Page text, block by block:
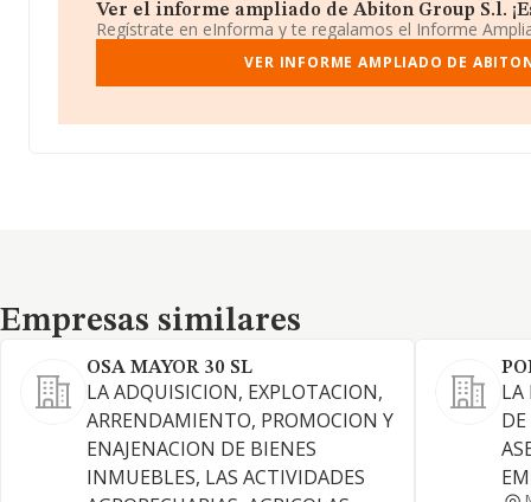
Ver el informe ampliado de Abiton Group S.l.
Regístrate en eInforma y te regalamos el Informe
VER INFORME AMPLIADO DE
Empresas similares
Empresas similares
OSA MAYOR 30 SL
LA ADQUISICION, EXPLOTACION,
ARRENDAMIENTO, PROMOCION Y
ENAJENACION DE BIENES
INMUEBLES, LAS ACTIVIDADES
LA